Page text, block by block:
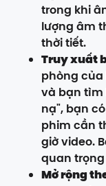
trong khi
lượng âm
thời tiết.
Truy xuất
phòng của
và bạn tìm
nạ", bạn
phim cần
giờ video.
quan
Mở rộng